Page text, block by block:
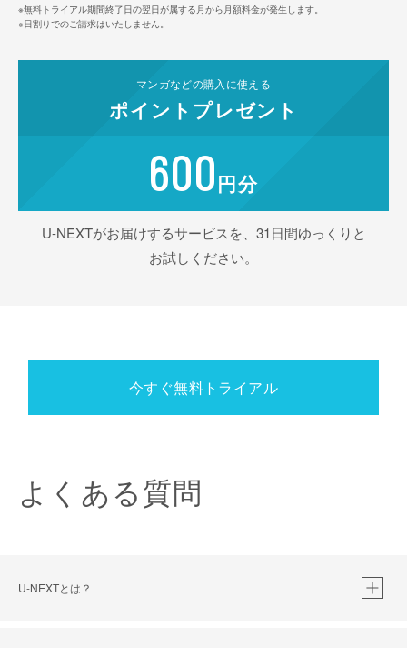
※無料トライアル期間終了日の翌日が属する月から月額料金が発生します。
※日割りでのご請求はいたしません。
マンガなどの購入に使える
ポイント プレゼント
600円分
U-NEXTがお届けするサービスを、31日間ゆっくりと
お試しください。
今すぐ無料トライアル
よくある質問
U-NEXTとは？